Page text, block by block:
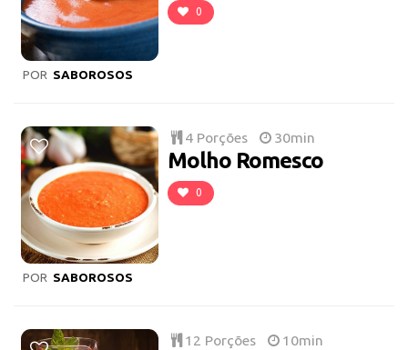
0
POR SABOROSOS
4 Porções 30min
Molho Romesco
0
POR SABOROSOS
12 Porções 10min